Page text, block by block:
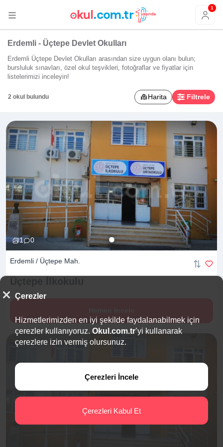
1
Erdemli - Üçtepe Devlet Okulları
Erdemli Üçtepe Devlet Okulları arasından size uygun olanı bulun;
bursluluk sınavları, özel okul teşvikleri, fotoğraflar ve fiyatlar için
listelerimizi inceleyin!
2 okul bulundu Harita Filtrele
1 0
Erdemli / Üçtepe Mah.
Çerezler
Hizmetlerimizden en iyi şekilde faydalanabilmek için
çerezler kullanıyoruz. Okul.com.tr’yi kullanarak
çerezlere izin vermiş olursunuz.
Çerezleri İncele
Çerezleri Kabul Et